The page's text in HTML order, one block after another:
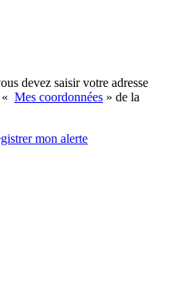
devez saisir votre adresse
Mes coordonnées » de la
mon alerte